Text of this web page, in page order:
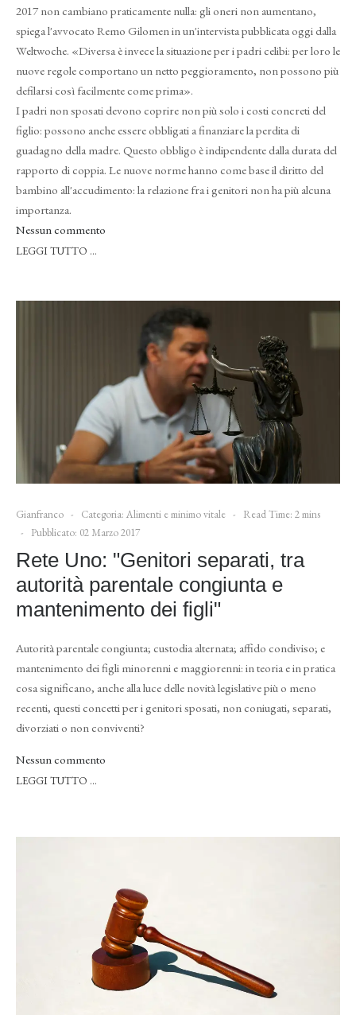
2017 non cambiano praticamente nulla: gli oneri non aumentano,
spiega l'avvocato Remo Gilomen in un'intervista pubblicata oggi dalla
Weltwoche. «Diversa è invece la situazione per i padri celibi: per loro le
nuove regole comportano un netto peggioramento, non possono più
defilarsi così facilmente come prima».
I padri non sposati devono coprire non più solo i costi concreti del
figlio: possono anche essere obbligati a finanziare la perdita di
guadagno della madre. Questo obbligo è indipendente dalla durata del
rapporto di coppia. Le nuove norme hanno come base il diritto del
bambino all'accudimento: la relazione fra i genitori non ha più alcuna
importanza.
Nessun commento
LEGGI TUTTO …
Gianfranco Categoria: Alimenti e minimo vitale
Read Time: 2 mins
Pubblicato: 02 Marzo 2017
Rete Uno: "Genitori separati, tra
autorità parentale congiunta e
mantenimento dei figli"
Autorità parentale congiunta; custodia alternata; affido condiviso; e
mantenimento dei figli minorenni e maggiorenni: in teoria e in pratica
cosa significano, anche alla luce delle novità legislative più o meno
recenti, questi concetti per i genitori sposati, non coniugati, separati,
divorziati o non conviventi?
Nessun commento
LEGGI TUTTO …